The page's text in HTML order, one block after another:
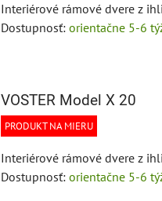
Interiérové rámové dvere z
Dostupnosť: orientačne 5-6
VOSTER Model X 20
PRODUKT NA MIERU
Interiérové rámové dvere z
Dostupnosť: orientačne 5-6